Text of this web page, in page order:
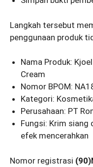
Langkah tersebut
penggunaan produk
Nama Produk:
Cream
Nomor BPOM:
Kategori:
Perusahaan: PT
Fungsi: Krim siang
efek mencerahkan
Nomor registrasi